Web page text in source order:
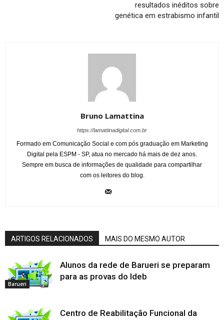
resultados inéditos sobre
genética em estrabismo infantil
Bruno Lamattina
https://lamattinadigital.com.br
Formado em Comunicação Social e com pós graduação em Marketing
Digital pela ESPM - SP, atua no mercado há mais de dez anos.
Sempre em busca de informações de qualidade para compartilhar
com os leitores do blog.
ARTIGOS RELACIONADOS MAIS DO MESMO AUTOR
Barueri
Alunos da rede de Barueri se preparam
para as provas do Ideb
Centro de Reabilitação Funcional da